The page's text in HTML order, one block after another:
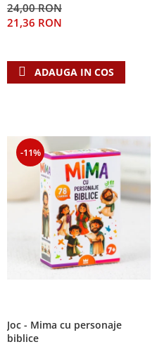
24,00 RON
21,36 RON
ADAUGA IN COS
-11%
Joc - Mima cu personaje
biblice